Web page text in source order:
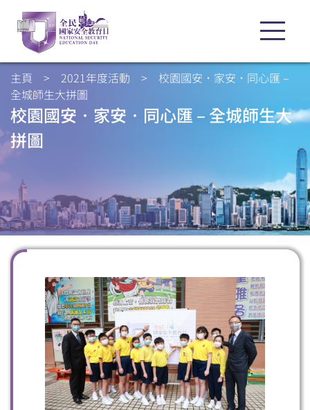
主頁 > 2021年度活動 > 校園國安．家安．同心匯 –
全城師生大拼圖
校園國安．家安．同心匯 – 全城師生大
拼圖
掃一掃關注我們的社交媒體，緊貼最新資訊！